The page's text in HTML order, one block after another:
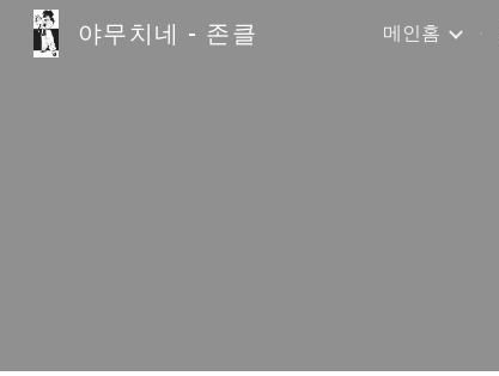
야무치네 - 존클 메인홈